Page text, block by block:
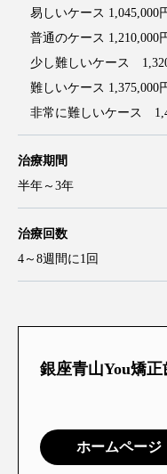
易しいケース 1,045,000
普通のケース 1,210,000
少し難しいケース
難しいケース 1,375,000
非常に難しいケース
治療期間
半年～3年
治療回数
4～8週間に1回
銀座青山You矯
ホームページ